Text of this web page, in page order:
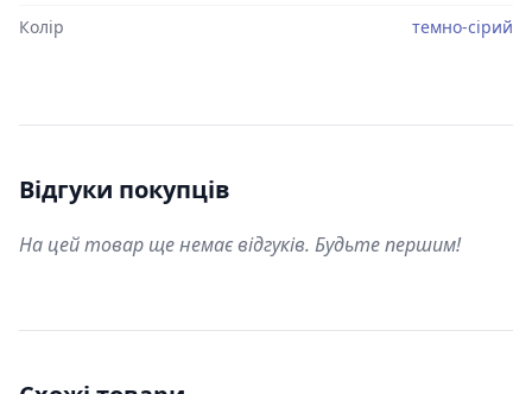
Колір
темно-сірий
Відгуки покупців
На цей товар ще немає відгуків. Будьте першим!